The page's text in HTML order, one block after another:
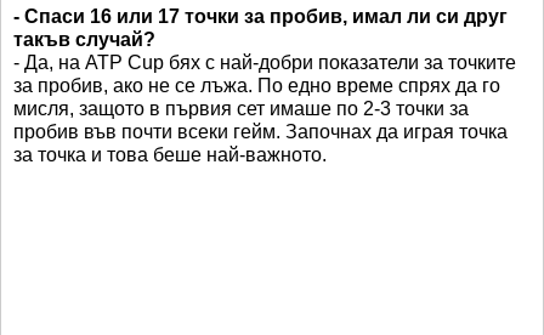
- Спаси 16 или 17 точки за пробив, имал ли си друг
такъв случай?
- Да, на ATP Cup бях с най-добри показатели за точките
за пробив, ако не се лъжа. По едно време спрях да го
мисля, защото в първия сет имаше по 2-3 точки за
пробив във почти всеки гейм. Започнах да играя точка
за точка и това беше най-важното.